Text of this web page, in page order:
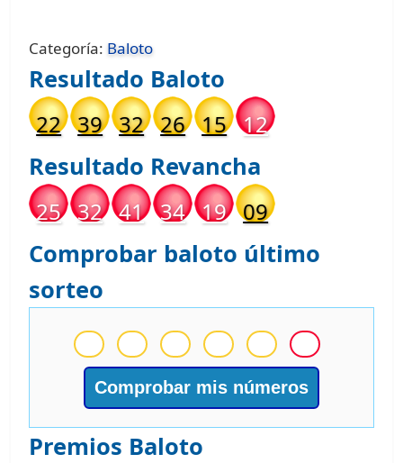
Categoría: Baloto
Resultado Baloto
22 39 32 26 15 12
Resultado Revancha
25 32 41 34 19 09
Comprobar baloto último
sorteo
Comprobar mis números
Premios Baloto